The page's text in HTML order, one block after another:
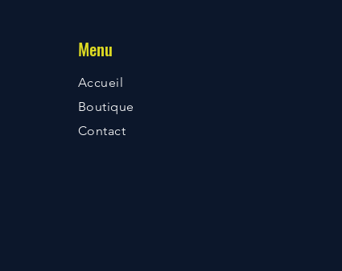
Menu
Accueil
​Boutique
Contact